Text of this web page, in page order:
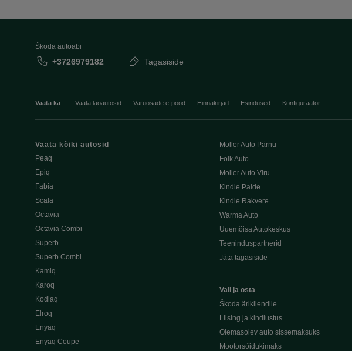
Škoda autoabi
+3726979182 Tagasiside
Vaata ka Vaata laoautosid Varuosade e-pood Hinnakirjad Esindused Konfiguraator
Vaata kõiki autosid
Peaq
Epiq
Fabia
Scala
Octavia
Octavia Combi
Superb
Superb Combi
Kamiq
Karoq
Kodiaq
Elroq
Enyaq
Enyaq Coupe
Moller Auto Pärnu
Folk Auto
Moller Auto Viru
Kindle Paide
Kindle Rakvere
Warma Auto
Uuemõisa Autokeskus
Teeninduspartnerid
Jäta tagasiside
Vali ja osta
Škoda ärikliendile
Liising ja kindlustus
Olemasolev auto sissemaksuks
Mootorsõidukimaks